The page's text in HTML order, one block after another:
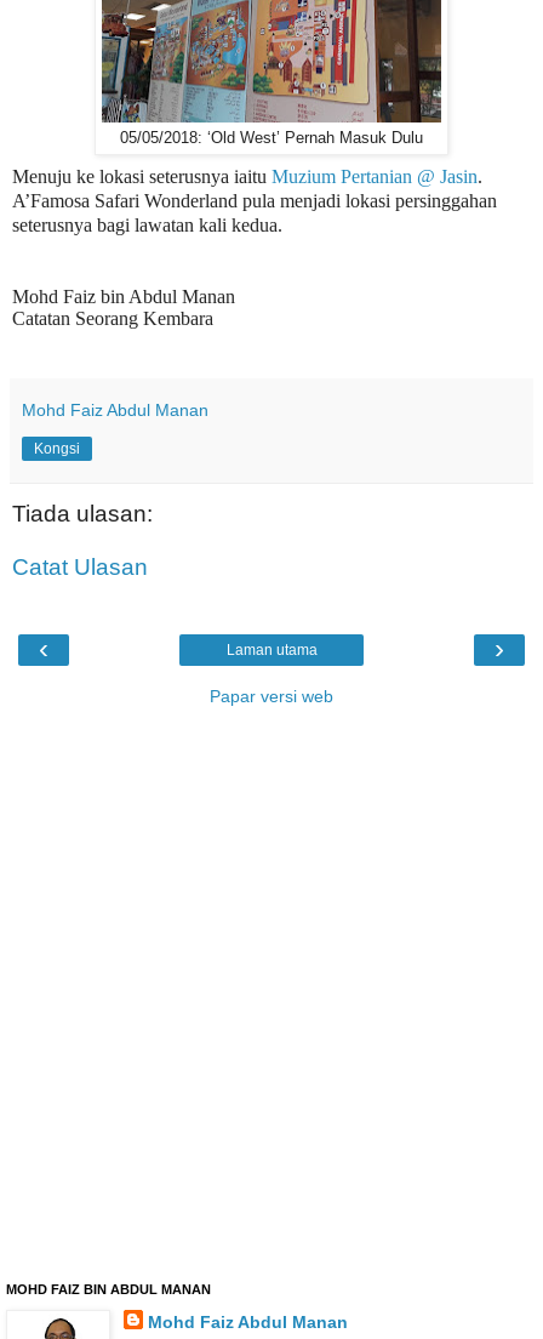
05/05/2018: ‘Old West’ Pernah Masuk Dulu
Menuju ke lokasi seterusnya iaitu Muzium Pertanian @ Jasin.
A’Famosa Safari Wonderland pula menjadi lokasi persinggahan
seterusnya bagi lawatan kali kedua.
Mohd Faiz bin Abdul Manan
Catatan Seorang Kembara
Mohd Faiz Abdul Manan
Kongsi
Tiada ulasan:
Catat Ulasan
‹ ›
Laman utama
Papar versi web
MOHD FAIZ BIN ABDUL MANAN
Mohd Faiz Abdul Manan